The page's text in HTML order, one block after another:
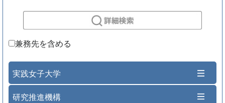
兼務先を含める
実践女子大学
研究推進機構